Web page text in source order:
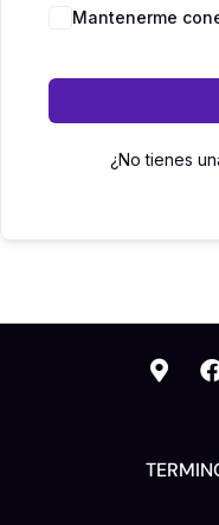
Mantenerme
¿No tienes